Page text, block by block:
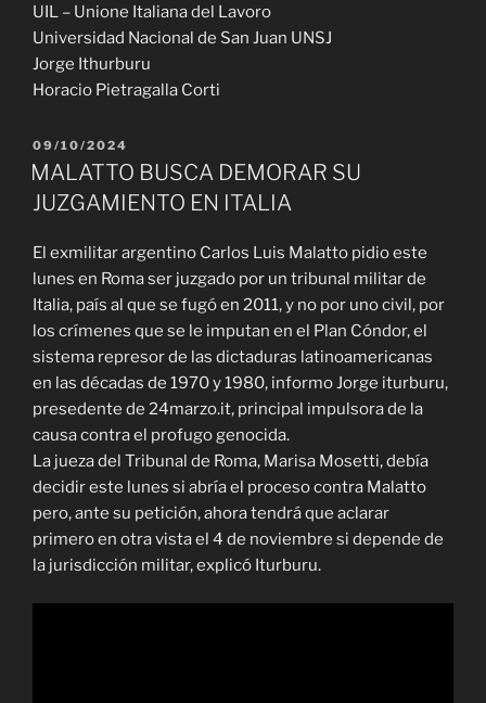
UIL – Unione Italiana del Lavoro
Universidad Nacional de San Juan UNSJ
Jorge Ithurburu
Horacio Pietragalla Corti
PUBLICADO
EL
09/10/2024
MALATTO BUSCA DEMORAR SU
JUZGAMIENTO EN ITALIA
El exmilitar argentino Carlos Luis Malatto pidio este
lunes en Roma ser juzgado por un tribunal militar de
Italia, país al que se fugó en 2011, y no por uno civil, por
los crímenes que se le imputan en el Plan Cóndor, el
sistema represor de las dictaduras latinoamericanas
en las décadas de 1970 y 1980, informo Jorge iturburu,
presedente de 24marzo.it, principal impulsora de la
causa contra el profugo genocida.
La jueza del Tribunal de Roma, Marisa Mosetti, debía
decidir este lunes si abría el proceso contra Malatto
pero, ante su petición, ahora tendrá que aclarar
primero en otra vista el 4 de noviembre si depende de
la jurisdicción militar, explicó Iturburu.